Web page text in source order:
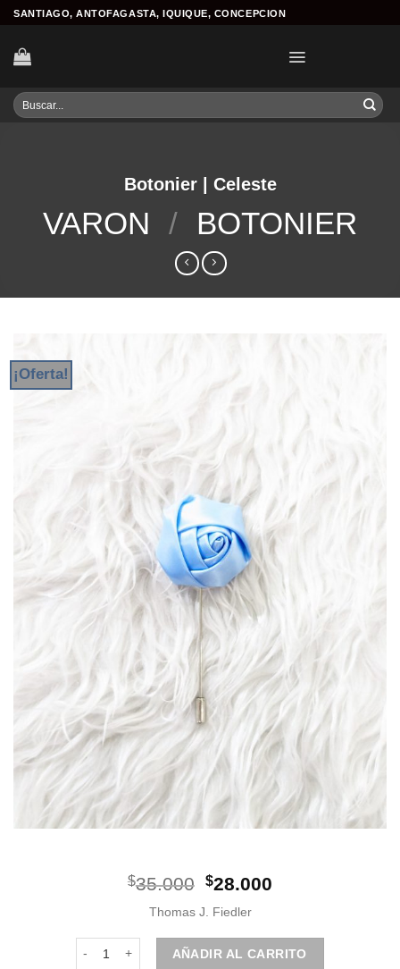
Skip
content
SANTIAGO, ANTOFAGASTA, IQUIQUE, CONCEPCION
Buscar
por:
Botonier | Celeste
VARON / BOTONIER
¡Oferta!
$35.000 El
original
era:
$35.000.
$28.000
es:
$28.000.
Thomas J. Fiedler
Botonier | Celeste cantidad
AÑADIR AL CARRITO